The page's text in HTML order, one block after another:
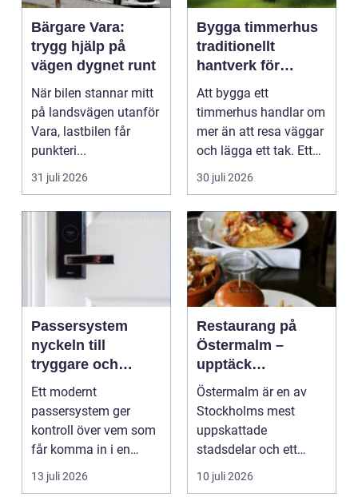
Bärgare Vara:
trygg hjälp på
vägen dygnet runt
När bilen stannar mitt
på landsvägen utanför
Vara, lastbilen får
punkteri...
31 juli 2026
Bygga timmerhus
traditionellt
hantverk för
moderna behov
Att bygga ett
timmerhus handlar om
mer än att resa väggar
och lägga ett tak. Ett
timmerhus är ett lå...
30 juli 2026
Passersystem
nyckeln till
tryggare och
smidigare tillträde
Ett modernt
passersystem ger
kontroll över vem som
får komma in i en
byggnad, när de får
komma in oc...
13 juli 2026
Restaurang på
Östermalm –
upptäck
matupplevelser i
en av Stockholms
mest attraktiva
stadsdelar
Östermalm är en av
Stockholms mest
uppskattade
stadsdelar och ett
självklart val f&ou...
10 juli 2026